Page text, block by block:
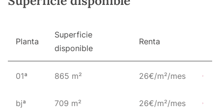
Planta
Superficie
disponible
Renta
01ª 865 m² 26€/m²/mes
bjª 709 m² 26€/m²/mes